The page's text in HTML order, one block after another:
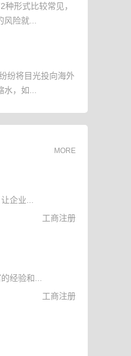
形式比较常见，
险就...
纷将目光投向海外
，如...
MORE
企业...
工商注册
经验和...
工商注册